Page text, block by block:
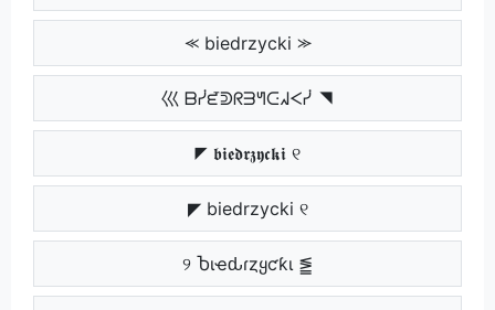
⪻ biedrzycki ⪼
巛 ᗷᓰᘿᕲᖇᗱᖻᑢᖽᐸᓰ ◥
◤ 𝖇𝖎𝖊𝖉𝖗𝖟𝖞𝖈𝖐𝖎 ୧
◤ biedrzycki ୧
୨ Ⴆιҽԃɾȥყƈƙι ⪑